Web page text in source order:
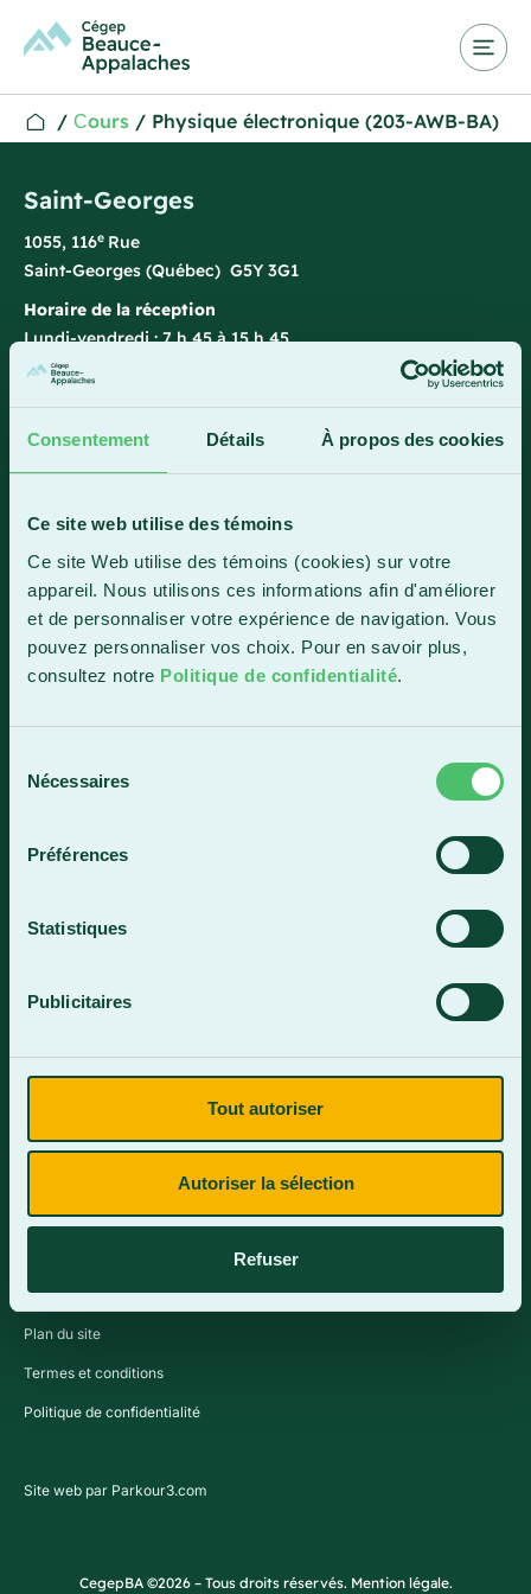
Consentement Détails À propos des cookies
Ce site web utilise des témoins
Ce site Web utilise des témoins (cookies) sur votre
appareil. Nous utilisons ces informations afin d'améliorer
et de personnaliser votre expérience de navigation. Vous
pouvez personnaliser vos choix. Pour en savoir plus,
consultez notre Politique de confidentialité.
Nécessaires
Préférences
Statistiques
Publicitaires
Tout autoriser
Autoriser la sélection
Refuser
/ Сours / Physique électronique (203-AWB-BA)
Saint-Georges
1055, 116e Rue
Saint-Georges (Québec) G5Y 3G1
Horaire de la réception
Lundi-vendredi : 7 h 45 à 15 h 45
418 228-8896
Sainte-Marie
1150, boul. Vachon Nord
Sainte-Marie (Québec) G6E 0R1
Horaire de la réception
Lundi-vendredi : 7 h 30 à 15 h 30
418 387-8896
Lac-Mégantic
Lac-Mégantic (Québec) G6B 3B4
Lundi-vendredi : 8 h à 16 h
Plan du site
Termes et conditions
Politique de confidentialité
Site web par Parkour3.com
CegepBA ©2026 – Tous droits réservés. Mention légale.